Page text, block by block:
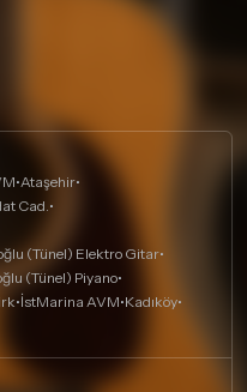
•Ataşehir•
Cad.•
(Tünel) Elektro Gitar•
(Tünel) Piyano•
•İstMarina AVM•Kadıköy•